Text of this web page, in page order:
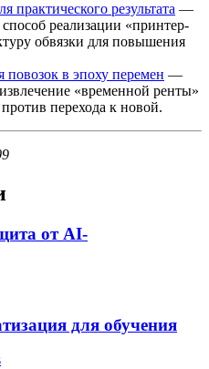
практического результата —
реализации «принтер-
обвязки для повышения
повозок в эпоху перемен —
«временной ренты»
перехода к новой.
от AI-
для обучения